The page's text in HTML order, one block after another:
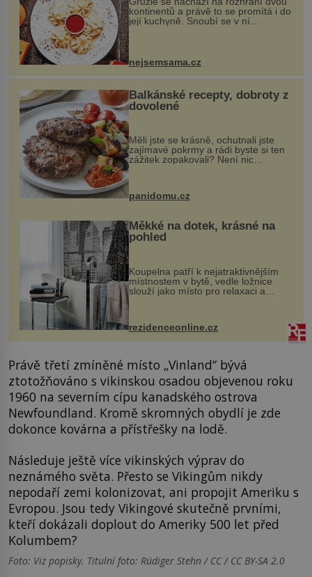
kontinentů a právě to se promítá i do
její kuchyně. Snoubí se v ní
evropské a asijské chutě a díky tomu
vznikají rozmanité a chuťově bohaté
pokrmy, které rozhodně st...
nejsemsama.cz
Balkánské recepty, dobroty z
dovolené
Měli jste se krásně, ochutnali jste
zajímavé pokrmy a rádi byste si ten
zážitek zopakovali? Není nic
snazšího. Pljeskavica (10 porcí)
Možná jste ji ochutnali na dovolené v
bývalé Jugoslávii, lze ji vi...
panidomu.cz
Měkké na dotek, krásné na
pohled
Koupelna patří k nejatraktivnějším
místnostem v bytě, vedle ložnice
slouží jako místo pro relaxaci a
odpočinek. Koupelnový textil –
ručníky, osušky a koberečky –
mohou jako mávnutím kouzelného
proutku...
rezidenceonline.cz
Právě třetí zmíněné místo „Vinland“ bývá
ztotožňováno s vikinskou osadou objevenou roku
1960 na severním cípu kanadského ostrova
Newfoundland. Kromě skromných obydlí je zde
dokonce kovárna a přístřešky na lodě.
Následuje ještě více vikinských výprav do
neznámého světa. Přesto se Vikingům nikdy
nepodaří zemi kolonizovat, ani propojit Ameriku s
Evropou. Jsou tedy Vikingové skutečně prvními,
kteří dokázali doplout do Ameriky 500 let před
Kolumbem?
Foto: Viz popisky. Titulní foto: Rüdiger Stehn / CC / CC BY-SA 2.0